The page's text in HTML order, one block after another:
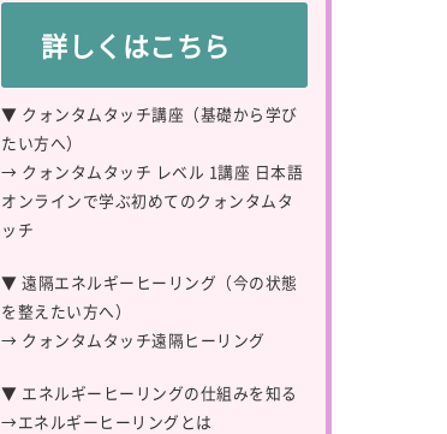
詳しくはこちら
▼ クォンタムタッチ講座（基礎から学び
たい方へ）
→ クォンタムタッチ レベル 1講座 日本語
オンラインで学ぶ初めてのクォンタムタ
ッチ
▼ 遠隔エネルギーヒーリング（今の状態
を整えたい方へ）
→ クォンタムタッチ遠隔ヒーリング
▼ エネルギーヒーリングの仕組みを知る
→エネルギーヒーリングとは